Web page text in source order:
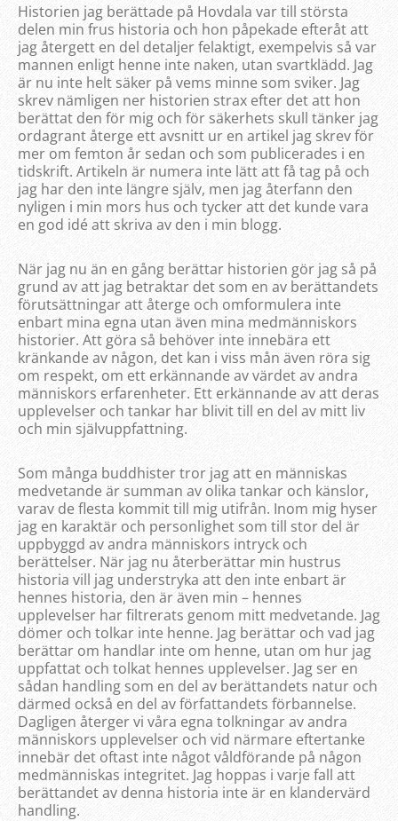
Historien jag berättade på Hovdala var till största
delen min frus historia och hon påpekade efteråt att
jag återgett en del detaljer felaktigt, exempelvis så var
mannen enligt henne inte naken, utan svartklädd. Jag
är nu inte helt säker på vems minne som sviker. Jag
skrev nämligen ner historien strax efter det att hon
berättat den för mig och för säkerhets skull tänker jag
ordagrant återge ett avsnitt ur en artikel jag skrev för
mer om femton år sedan och som publicerades i en
tidskrift. Artikeln är numera inte lätt att få tag på och
jag har den inte längre själv, men jag återfann den
nyligen i min mors hus och tycker att det kunde vara
en god idé att skriva av den i min blogg.
När jag nu än en gång berättar historien gör jag så på
grund av att jag betraktar det som en av berättandets
förutsättningar att återge och omformulera inte
enbart mina egna utan även mina medmänniskors
historier. Att göra så behöver inte innebära ett
kränkande av någon, det kan i viss mån även röra sig
om respekt, om ett erkännande av värdet av andra
människors erfarenheter. Ett erkännande av att deras
upplevelser och tankar har blivit till en del av mitt liv
och min självuppfattning.
Som många buddhister tror jag att en människas
medvetande är summan av olika tankar och känslor,
varav de flesta kommit till mig utifrån. Inom mig hyser
jag en karaktär och personlighet som till stor del är
uppbyggd av andra människors intryck och
berättelser. När jag nu återberättar min hustrus
historia vill jag understryka att den inte enbart är
hennes historia, den är även min – hennes
upplevelser har filtrerats genom mitt medvetande. Jag
dömer och tolkar inte henne. Jag berättar och vad jag
berättar om handlar inte om henne, utan om hur jag
uppfattat och tolkat hennes upplevelser. Jag ser en
sådan handling som en del av berättandets natur och
därmed också en del av författandets förbannelse.
Dagligen återger vi våra egna tolkningar av andra
människors upplevelser och vid närmare eftertanke
innebär det oftast inte något våldförande på någon
medmänniskas integritet. Jag hoppas i varje fall att
berättandet av denna historia inte är en klandervärd
handling.